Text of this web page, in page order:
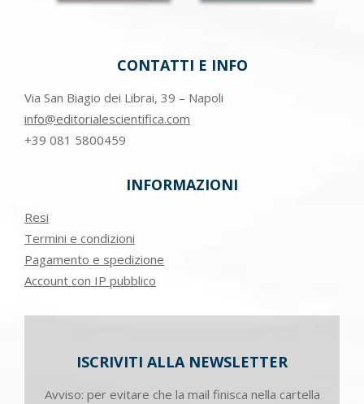
CONTATTI E INFO
Via San Biagio dei Librai, 39 – Napoli
info@editorialescientifica.com
+39 081 5800459
INFORMAZIONI
Resi
Termini e condizioni
Pagamento e spedizione
Account con IP pubblico
ISCRIVITI ALLA NEWSLETTER
Avviso: per evitare che la mail finisca nella cartella